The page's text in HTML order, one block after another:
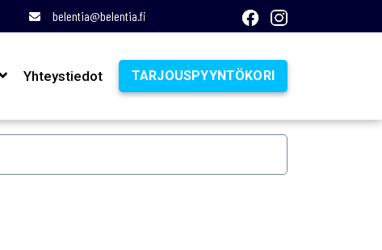
belentia@belentia.fi
Yhteystiedot TARJOUSPYYNTÖKORI